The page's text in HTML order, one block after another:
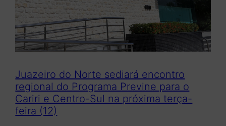
Juazeiro do Norte sediará encontro
regional do Programa Previne para o
Cariri e Centro-Sul na próxima terça-
feira (12)